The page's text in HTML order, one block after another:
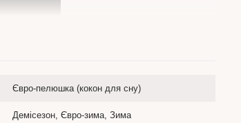
Євро-пелюшка (кокон для сну)
Демісезон, Євро-зима, Зима